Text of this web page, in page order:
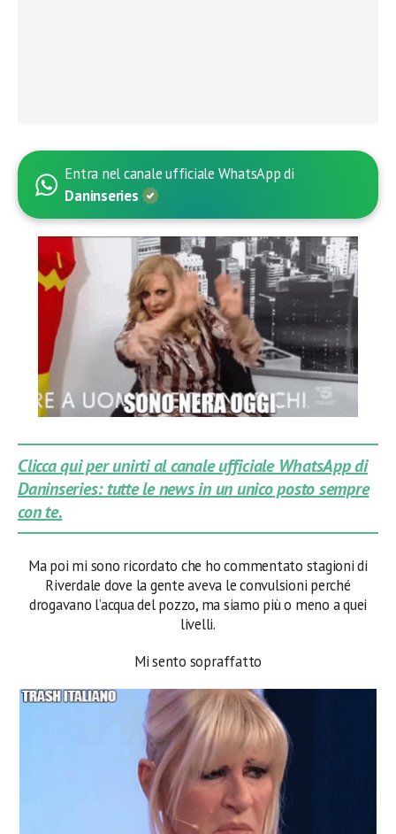
Entra nel canale ufficiale WhatsApp di
Daninseries
Clicca qui per unirti al canale ufficiale WhatsApp di
Daninseries: tutte le news in un unico posto sempre
con te.
Ma poi mi sono ricordato che ho commentato stagioni di
Riverdale dove la gente aveva le convulsioni perché
drogavano l’acqua del pozzo, ma siamo più o meno a quei
livelli.
Mi sento sopraffatto